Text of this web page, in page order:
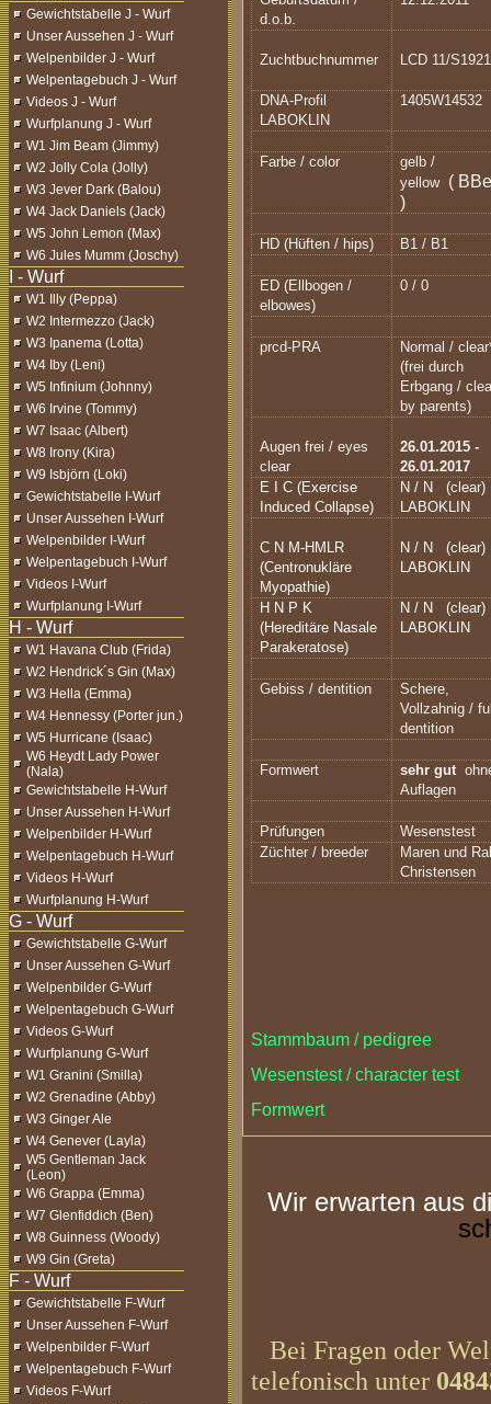
Gewichtstabelle J - Wurf
Unser Aussehen J - Wurf
Welpenbilder J - Wurf
Welpentagebuch J - Wurf
Videos J - Wurf
Wurfplanung J - Wurf
W1 Jim Beam (Jimmy)
W2 Jolly Cola (Jolly)
W3 Jever Dark (Balou)
W4 Jack Daniels (Jack)
W5 John Lemon (Max)
W6 Jules Mumm (Joschy)
W1 Illy (Peppa)
W2 Intermezzo (Jack)
W3 Ipanema (Lotta)
W4 Iby (Leni)
W5 Infinium (Johnny)
W6 Irvine (Tommy)
W7 Isaac (Albert)
W8 Irony (Kira)
W9 Isbjörn (Loki)
Gewichtstabelle I-Wurf
Unser Aussehen I-Wurf
Welpenbilder I-Wurf
Welpentagebuch I-Wurf
Videos I-Wurf
Wurfplanung I-Wurf
W1 Havana Club (Frida)
W2 Hendrick´s Gin (Max)
W3 Hella (Emma)
W4 Hennessy (Porter jun.)
W5 Hurricane (Isaac)
W6 Heydt Lady Power
(Nala)
Gewichtstabelle H-Wurf
Unser Aussehen H-Wurf
Welpenbilder H-Wurf
Welpentagebuch H-Wurf
Videos H-Wurf
Wurfplanung H-Wurf
Gewichtstabelle G-Wurf
Unser Aussehen G-Wurf
Welpenbilder G-Wurf
Welpentagebuch G-Wurf
Videos G-Wurf
Wurfplanung G-Wurf
W1 Granini (Smilla)
W2 Grenadine (Abby)
W3 Ginger Ale
W4 Genever (Layla)
W5 Gentleman Jack
(Leon)
W6 Grappa (Emma)
W7 Glenfiddich (Ben)
W8 Guinness (Woody)
W9 Gin (Greta)
Gewichtstabelle F-Wurf
Unser Aussehen F-Wurf
Welpenbilder F-Wurf
Welpentagebuch F-Wurf
Videos F-Wurf
d.o.b.
Zuchtbuchnummer LCD 11/S1921
DNA-Profil
LABOKLIN
1405W14532
Farbe / color
gelb /
yellow (
)
HD (Hüften / hips) B1 / B1
ED (Ellbogen /
elbowes)
0 / 0
prcd-PRA
Normal /
(frei durch
Erbgang /
by parents)
Augen frei / eyes
clear
26.01.2015 -
26.01.2017
E I C (Exercise
Induced Collapse)
N / N
(clear)
LABOKLIN
C N M-HMLR
(Centronukläre
Myopathie)
N / N
(clear)
LABOKLIN
H N P K
(Hereditäre Nasale
Parakeratose)
N / N
(clear)
LABOKLIN
Gebiss / dentition
Schere,
Vollzahnig /
dentition
Formwert sehr gut
Auflagen
Prüfungen
Wesenstest
Züchter / breeder
Maren und
Christensen
Stammbaum / pedigree
Wesenstest / character test
Formwert
Wir erwarten aus
Bei Fragen oder
telefonisch unter